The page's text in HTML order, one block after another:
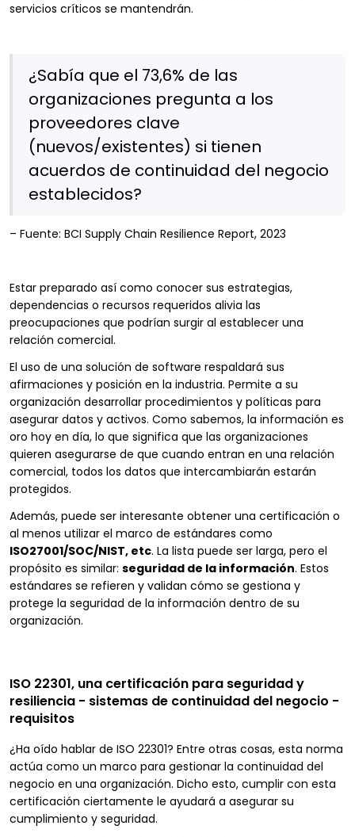
servicios críticos se mantendrán.
¿Sabía que el 73,6% de las
organizaciones pregunta a los
proveedores clave
(nuevos/existentes) si tienen
acuerdos de continuidad del negocio
establecidos?
– Fuente: BCI Supply Chain Resilience Report, 2023
Estar preparado así como conocer sus estrategias,
dependencias o recursos requeridos alivia las
preocupaciones que podrían surgir al establecer una
relación comercial.
El uso de una solución de software respaldará sus
afirmaciones y posición en la industria. Permite a su
organización desarrollar procedimientos y políticas para
asegurar datos y activos. Como sabemos, la información es
oro hoy en día, lo que significa que las organizaciones
quieren asegurarse de que cuando entran en una relación
comercial, todos los datos que intercambiarán estarán
protegidos.
Además, puede ser interesante obtener una certificación o
al menos utilizar el marco de estándares como
ISO27001/SOC/NIST, etc. La lista puede ser larga, pero el
propósito es similar: seguridad de la información. Estos
estándares se refieren y validan cómo se gestiona y
protege la seguridad de la información dentro de su
organización.
ISO 22301, una certificación para seguridad y
resiliencia - sistemas de continuidad del negocio -
requisitos
¿Ha oído hablar de ISO 22301? Entre otras cosas, esta norma
actúa como un marco para gestionar la continuidad del
negocio en una organización. Dicho esto, cumplir con esta
certificación ciertamente le ayudará a asegurar su
cumplimiento y seguridad.